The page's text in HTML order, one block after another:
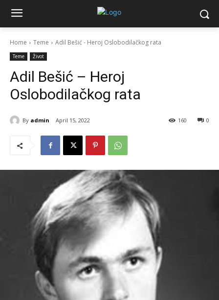
Home Teme Adil Bešić - Heroj Oslobodilačkog rata
Teme Život
Adil Bešić – Heroj
Oslobodilačkog rata
By admin April 15, 2022 0
160